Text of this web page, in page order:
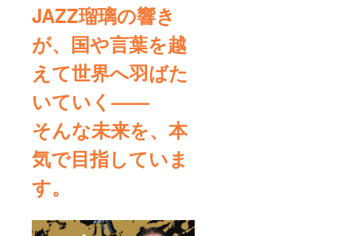
JAZZ瑠璃の響き
が、国や言葉を越
えて世界へ羽ばた
いていく——
そんな未来を、本
気で目指していま
す。